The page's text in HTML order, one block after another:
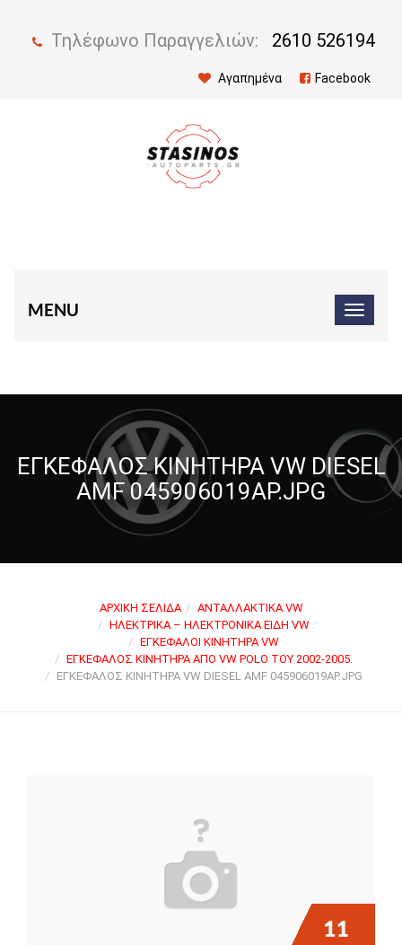
Τηλέφωνο Παραγγελιών: 2610 526194
Αγαπημένα Facebook
MENU
ΕΓΚΈΦΑΛΟΣ ΚΙΝΗΤΉΡΑ VW DIESEL
AMF 045906019AP.JPG
ΑΡΧΙΚΉ ΣΕΛΊΔΑ
ΑΝΤΑΛΛΑΚΤΙΚΆ VW
ΗΛΕΚΤΡΙΚΆ – ΗΛΕΚΤΡΟΝΙΚΆ ΕΊΔΗ VW
ΕΓΚΈΦΑΛΟΙ ΚΙΝΗΤΉΡΑ VW
ΕΓΚΈΦΑΛΟΣ ΚΙΝΗΤΉΡΑ ΑΠΌ VW POLO ΤΟΥ 2002-2005.
ΕΓΚΈΦΑΛΟΣ ΚΙΝΗΤΉΡΑ VW DIESEL AMF 045906019AP.JPG
11